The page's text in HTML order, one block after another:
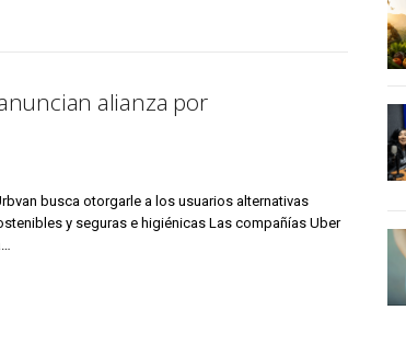
alianza por
busca otorgarle a los usuarios alternativas
y seguras e higiénicas Las compañías Uber